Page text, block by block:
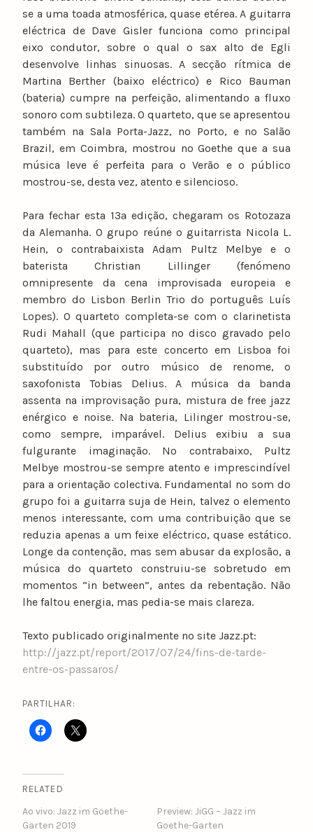
se a uma toada atmosférica, quase etérea. A guitarra
eléctrica de Dave Gisler funciona como principal
eixo condutor, sobre o qual o sax alto de Egli
desenvolve linhas sinuosas. A secção rítmica de
Martina Berther (baixo eléctrico) e Rico Bauman
(bateria) cumpre na perfeição, alimentando a fluxo
sonoro com subtileza. O quarteto, que se apresentou
também na Sala Porta-Jazz, no Porto, e no Salão
Brazil, em Coimbra, mostrou no Goethe que a sua
música leve é perfeita para o Verão e o público
mostrou-se, desta vez, atento e silencioso.
Para fechar esta 13ª edição, chegaram os Rotozaza
da Alemanha. O grupo reúne o guitarrista Nicola L.
Hein, o contrabaixista Adam Pultz Melbye e o
baterista Christian Lillinger (fenómeno
omnipresente da cena improvisada europeia e
membro do Lisbon Berlin Trio do português Luís
Lopes). O quarteto completa-se com o clarinetista
Rudi Mahall (que participa no disco gravado pelo
quarteto), mas para este concerto em Lisboa foi
substituído por outro músico de renome, o
saxofonista Tobias Delius. A música da banda
assenta na improvisação pura, mistura de free jazz
enérgico e noise. Na bateria, Lilinger mostrou-se,
como sempre, imparável. Delius exibiu a sua
fulgurante imaginação. No contrabaixo, Pultz
Melbye mostrou-se sempre atento e imprescindível
para a orientação colectiva. Fundamental no som do
grupo foi a guitarra suja de Hein, talvez o elemento
menos interessante, com uma contribuição que se
reduzia apenas a um feixe eléctrico, quase estático.
Longe da contenção, mas sem abusar da explosão, a
música do quarteto construiu-se sobretudo em
momentos “in between”, antes da rebentação. Não
lhe faltou energia, mas pedia-se mais clareza.
Texto publicado originalmente no site Jazz.pt:
http://jazz.pt/report/2017/07/24/fins-de-tarde-
entre-os-passaros/
PARTILHAR:
RELATED
Ao vivo: Jazz im Goethe-
Garten 2019
Preview: JiGG – Jazz im
Goethe-Garten